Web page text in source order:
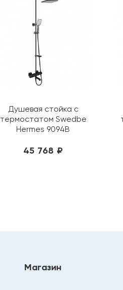
Душевая стойка с
термостатом Swedbe
Hermes 9094B
45 768 ₽
Магазин